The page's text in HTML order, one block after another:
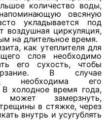
потолков
из стекловаты
количество воды,
овсяную
укладывается под
воздушная циркуляция,
на длительное время.
как утеплителя для
слоя необходимо
его сухость, чтобы
В случае
необходима его
В холодное время года,
замерзнуть,
в стяжке, через
внутрь и усугублять